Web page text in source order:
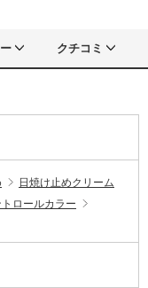
クチコミ
日焼け止めクリーム
ロールカラー